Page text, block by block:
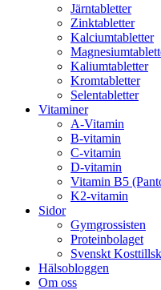
Järntabletter
Zinktabletter
Kalciumtabletter
Kaliumtabletter
Kromtabletter
Selentabletter
Vitaminer
A-Vitamin
B-vitamin
C-vitamin
D-vitamin
Vitamin B5
K2-vitamin
Sidor
Gymgrossisten
Proteinbolaget
Svenskt
Hälsobloggen
Om oss